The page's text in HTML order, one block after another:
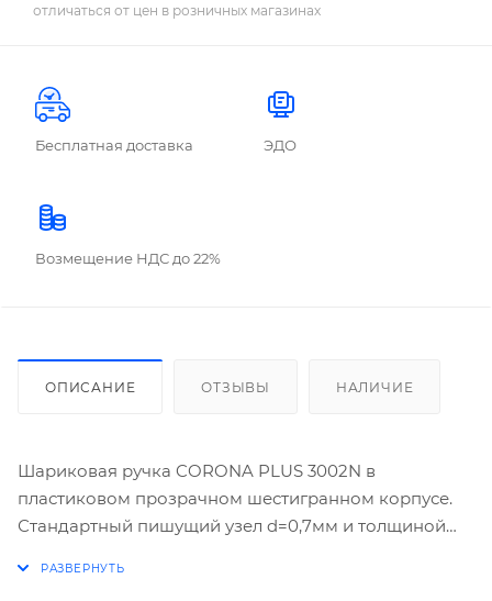
отличаться от цен в розничных магазинах
Бесплатная доставка ЭДО
Возмещение НДС до 22%
ОПИСАНИЕ ОТЗЫВЫ НАЛИЧИЕ
Шариковая ручка CORONA PLUS 3002N в
пластиковом прозрачном шестигранном корпусе.
Стандартный пишущий узел d=0,7мм и толщиной